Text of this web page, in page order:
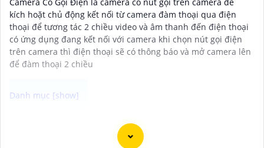
kích hoặt chủ động kết nối từ camera đàm thoại qua điện
thoại để tương tác 2 chiều video và âm thanh đến điện thoại
có ứng dụng đang kết nối với camera khi chọn nút gọi điện
trên camera thì điện thoại sẽ có thông báo và mở camera lên
để đàm thoại 2 chiều
Camera Công Nghệ WizSense được trang bị tính năng
nhận diện thông minh, giúp phát hiện và phân biệt